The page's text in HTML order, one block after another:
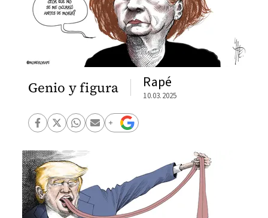
Genio y figura Rapé
10.03.2025